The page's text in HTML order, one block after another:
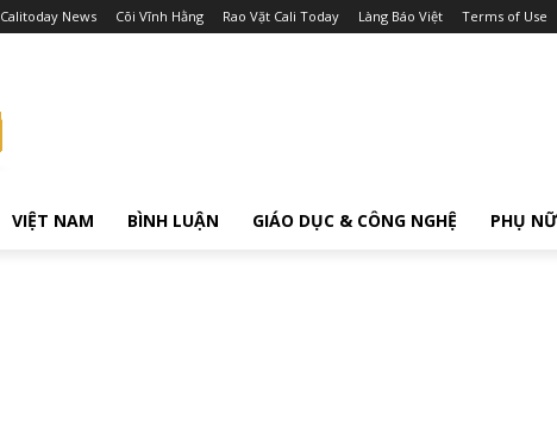
Calitoday News Cõi Vĩnh Hằng Rao Vặt Cali Today Làng Báo Việt Terms of Use
VIỆT NAM BÌNH LUẬN GIÁO DỤC & CÔNG NGHỆ PHỤ NỮ